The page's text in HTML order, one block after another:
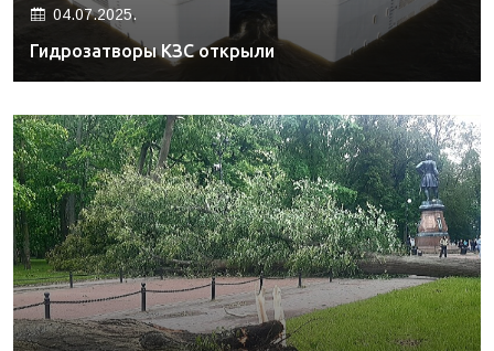
04.07.2025.
Гидрозатворы КЗС открыли